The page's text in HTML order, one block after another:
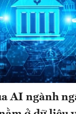
AI ngành